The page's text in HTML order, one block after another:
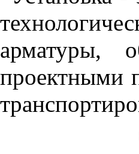
арматуры,
проектными